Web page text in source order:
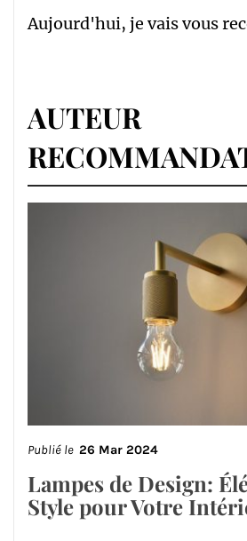
Aujourd'hui, je vais vous
AUTEUR
Publié le 26 Mar 2024
Lampes de Design:
Style pour Votre